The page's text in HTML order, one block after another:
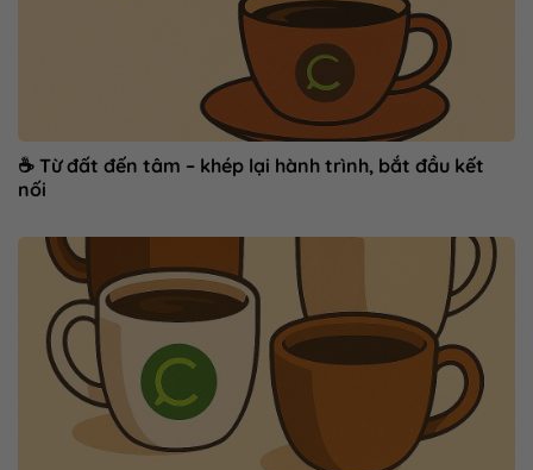
☕ Từ đất đến tâm – khép lại hành trình, bắt đầu kết
nối